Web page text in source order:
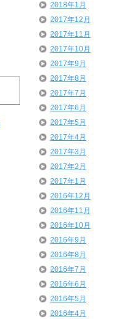
2018年1月
2017年12月
2017年11月
2017年10月
2017年9月
2017年8月
2017年7月
2017年6月
2017年5月
2017年4月
2017年3月
2017年2月
2017年1月
2016年12月
2016年11月
2016年10月
2016年9月
2016年8月
2016年7月
2016年6月
2016年5月
2016年4月